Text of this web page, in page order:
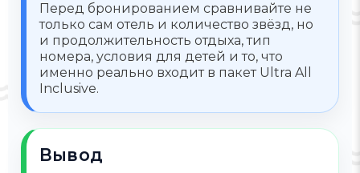
Перед бронированием сравнивайте не
только сам отель и количество звёзд, но
и продолжительность отдыха, тип
номера, условия для детей и то, что
именно реально входит в пакет Ultra All
Inclusive.
Вывод